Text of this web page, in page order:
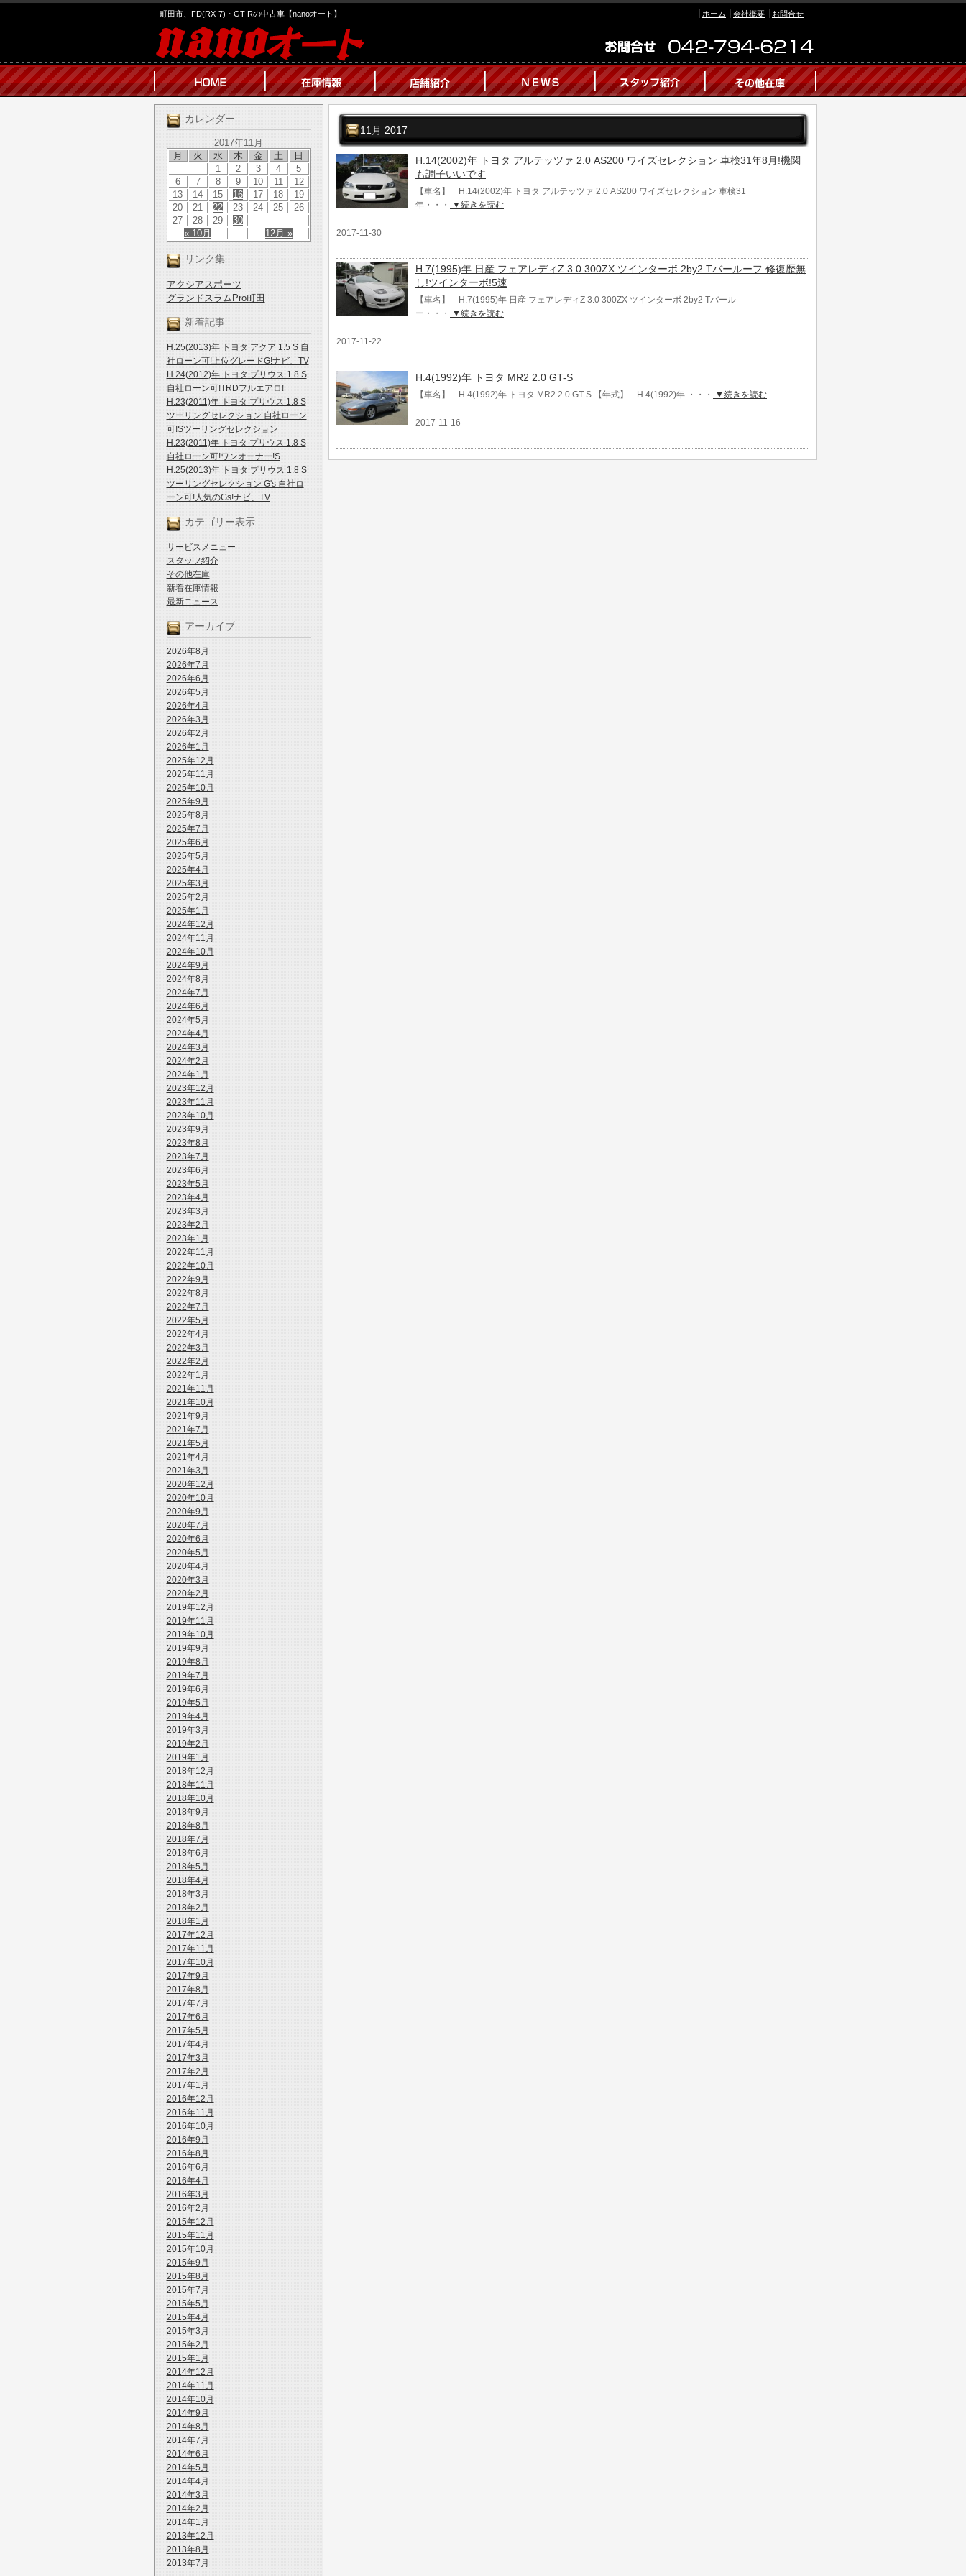
町田市、FD(RX-7)・GT-Rの中古車【nanoオート】 ホーム 会社概要 お問合せ
カレンダー
2017年11月
月
火 水 木 金 土 日
« 10月 12月 »
1 2 3 4
5
6
7 8 9 10 11
12
13
14 15 16 17 18
19
20
21 22 23 24 25
26
27
28 29 30
リンク集
アクシアスポーツ
グランドスラムPro町田
新着記事
H.25(2013)年 トヨタ アクア 1.5 S 自
社ローン可!上位グレードG!ナビ、TV
H.24(2012)年 トヨタ プリウス 1.8 S
自社ローン可!TRDフルエアロ!
H.23(2011)年 トヨタ プリウス 1.8 S
ツーリングセレクション 自社ローン
可!Sツーリングセレクション
H.23(2011)年 トヨタ プリウス 1.8 S
自社ローン可!ワンオーナー!S
H.25(2013)年 トヨタ プリウス 1.8 S
ツーリングセレクション G's 自社ロ
ーン可!人気のGs!ナビ、TV
カテゴリー表示
サービスメニュー
スタッフ紹介
その他在庫
新着在庫情報
最新ニュース
アーカイブ
2026年8月
2026年7月
2026年6月
2026年5月
2026年4月
2026年3月
2026年2月
2026年1月
2025年12月
2025年11月
2025年10月
2025年9月
2025年8月
2025年7月
2025年6月
2025年5月
2025年4月
2025年3月
2025年2月
2025年1月
2024年12月
2024年11月
2024年10月
2024年9月
2024年8月
2024年7月
2024年6月
2024年5月
2024年4月
2024年3月
2024年2月
2024年1月
2023年12月
2023年11月
2023年10月
2023年9月
2023年8月
2023年7月
2023年6月
2023年5月
2023年4月
2023年3月
2023年2月
2023年1月
2022年11月
2022年10月
2022年9月
2022年8月
2022年7月
2022年5月
2022年4月
2022年3月
2022年2月
2022年1月
2021年11月
2021年10月
2021年9月
2021年7月
2021年5月
2021年4月
2021年3月
2020年12月
2020年10月
2020年9月
2020年7月
2020年6月
2020年5月
2020年4月
2020年3月
2020年2月
2019年12月
2019年11月
2019年10月
2019年9月
2019年8月
2019年7月
2019年6月
2019年5月
2019年4月
2019年3月
2019年2月
2019年1月
2018年12月
2018年11月
2018年10月
2018年9月
2018年8月
2018年7月
2018年6月
2018年5月
2018年4月
2018年3月
2018年2月
2018年1月
2017年12月
2017年11月
2017年10月
2017年9月
2017年8月
2017年7月
2017年6月
2017年5月
2017年4月
2017年3月
2017年2月
2017年1月
2016年12月
2016年11月
2016年10月
2016年9月
2016年8月
2016年6月
2016年4月
2016年3月
2016年2月
2015年12月
2015年11月
2015年10月
2015年9月
2015年8月
2015年7月
2015年5月
2015年4月
2015年3月
2015年2月
2015年1月
2014年12月
2014年11月
2014年10月
2014年9月
2014年8月
2014年7月
2014年6月
2014年5月
2014年4月
2014年3月
2014年2月
2014年1月
2013年12月
2013年8月
2013年7月
11月 2017
H.14(2002)年 トヨタ アルテッツァ 2.0 AS200 ワイズセレクション 車検31年8月!機関
も調子いいです
【車名】 H.14(2002)年 トヨタ アルテッツァ 2.0 AS200 ワイズセレクション 車検31
年・・・
▼続きを読む
2017-11-30
H.7(1995)年 日産 フェアレディZ 3.0 300ZX ツインターボ 2by2 Tバールーフ 修復歴無
し!ツインターボ!5速
【車名】 H.7(1995)年 日産 フェアレディZ 3.0 300ZX ツインターボ 2by2 Tバール
ー・・・
▼続きを読む
2017-11-22
H.4(1992)年 トヨタ MR2 2.0 GT-S
【車名】 H.4(1992)年 トヨタ MR2 2.0 GT-S 【年式】 H.4(1992)年 ・・・ ▼続きを読む
2017-11-16